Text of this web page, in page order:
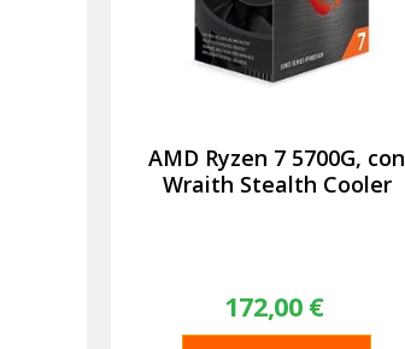
AMD Ryzen 7 5700G, con
Wraith Stealth Cooler
172,00 €